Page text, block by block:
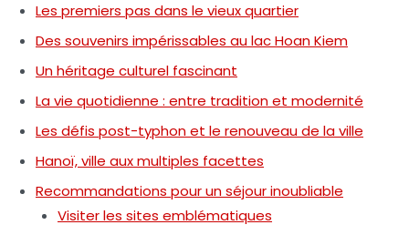
Les premiers pas dans le vieux quartier
Des souvenirs impérissables au lac Hoan Kiem
Un héritage culturel fascinant
La vie quotidienne : entre tradition et modernité
Les défis post-typhon et le renouveau de la ville
Hanoï, ville aux multiples facettes
Recommandations pour un séjour inoubliable
Visiter les sites emblématiques